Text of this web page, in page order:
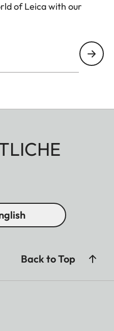
of Leica with our
Back to Top